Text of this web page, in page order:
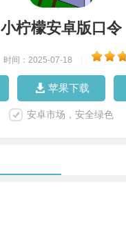
小柠檬安卓版口令
时间：2025-07-18
苹果下载
安卓市场，安全绿色